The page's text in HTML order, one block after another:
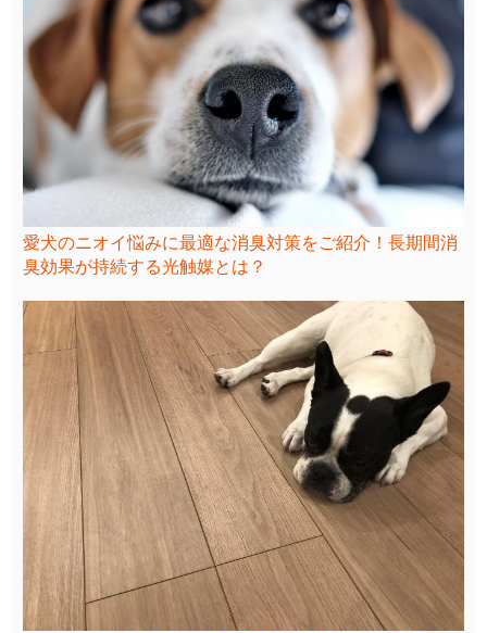
愛犬のニオイ悩みに最適な消臭対策をご紹介！長期間消
臭効果が持続する光触媒とは？